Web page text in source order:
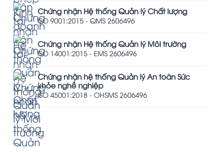
Chứng nhận Hệ thống Quản lý Chất lượng
ISO 9001:2015 - QMS 2606496
Chứng nhận Hệ thống Quản lý Môi trường
ISO 14001:2015 - EMS 2606496
Chứng nhận hệ thống Quản lý An toàn Sức
khỏe nghề nghiệp
ISO 45001:2018 - OHSMS 2606496